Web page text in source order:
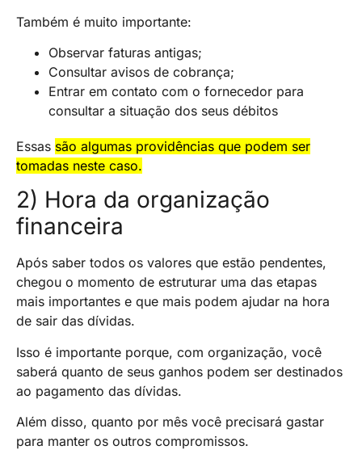
Também é muito importante:
Observar faturas antigas;
Consultar avisos de cobrança;
Entrar em contato com o fornecedor para
consultar a situação dos seus débitos
Essas são algumas providências que podem ser
tomadas neste caso.
2) Hora da organização
financeira
Após saber todos os valores que estão pendentes,
chegou o momento de estruturar uma das etapas
mais importantes e que mais podem ajudar na hora
de sair das dívidas.
Isso é importante porque, com organização, você
saberá quanto de seus ganhos podem ser destinados
ao pagamento das dívidas.
Além disso, quanto por mês você precisará gastar
para manter os outros compromissos.